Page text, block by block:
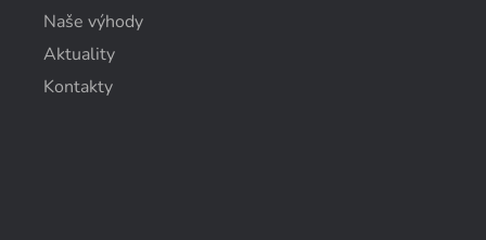
Naše výhody
Aktuality
Kontakty